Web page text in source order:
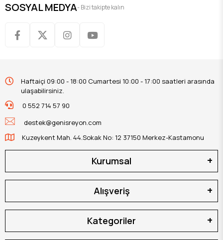
SOSYAL MEDYA- Bizi takipte kalın
Haftaiçi 09:00 - 18:00 Cumartesi 10:00 - 17:00 saatleri arasında
ulaşabilirsiniz.
0 552 714 57 90
destek@genisreyon.com
Kuzeykent Mah. 44.Sokak No: 12 37150 Merkez-Kastamonu
Kurumsal
Alışveriş
Kategoriler